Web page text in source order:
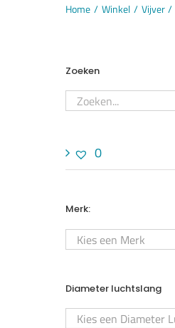
Home Winkel Vijver
Zoeken
Zoeken
0
Merk:
Kies een Merk
Diameter luchtslang